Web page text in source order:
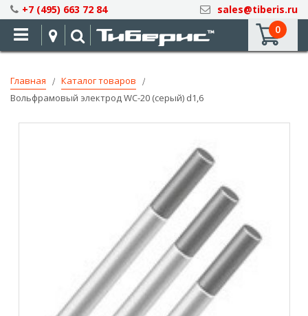
Skip
to
Content
+7 (495) 663 72 84
sales@tiberis.ru
0
Главная
Каталог товаров
Вольфрамовый электрод WC-20 (серый) d1,6